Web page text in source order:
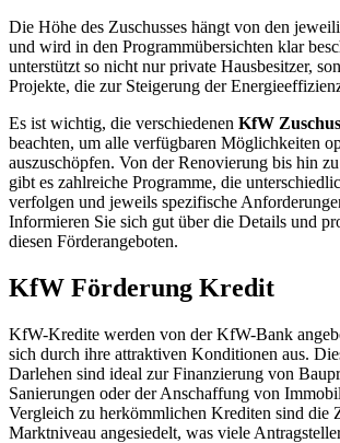
Die Höhe des Zuschusses hängt von den
und wird in den Programmübersichten klar
unterstützt so nicht nur private Hausbesitzer,
Projekte, die zur Steigerung der
Es ist wichtig, die verschiedenen KfW
beachten, um alle verfügbaren Möglichkeiten
auszuschöpfen. Von der Renovierung bis hin
gibt es zahlreiche Programme, die
verfolgen und jeweils spezifische
Informieren Sie sich gut über die Details und
diesen Förderangeboten.
KfW Förderung Kredit
KfW-Kredite werden von der KfW-Bank
sich durch ihre attraktiven Konditionen aus.
Darlehen sind ideal zur Finanzierung von
Sanierungen oder der Anschaffung von
Vergleich zu herkömmlichen Krediten sind die
Marktniveau angesiedelt, was viele